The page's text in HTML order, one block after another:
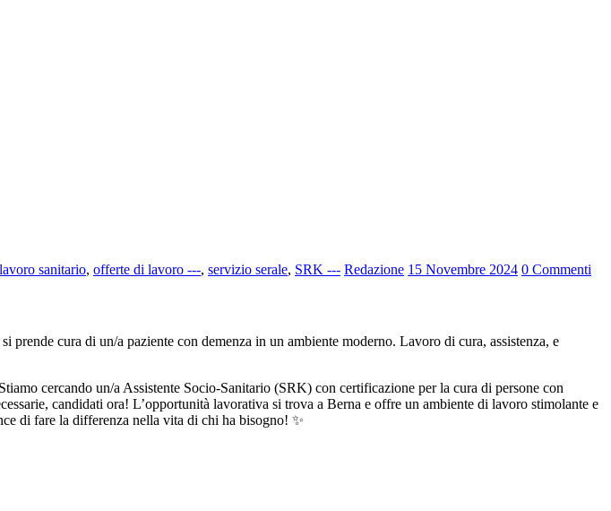
lavoro sanitario, offerte di lavoro ---, servizio serale, SRK --- Redazione 15 Novembre 2024 0 Commenti
cercando un/a Assistente Socio-Sanitario (SRK) con certificazione per la cura di persone con
candidati ora! L’opportunità lavorativa si trova a Berna e offre un ambiente di lavoro stimolante e
di fare la differenza nella vita di chi ha bisogno! ✨